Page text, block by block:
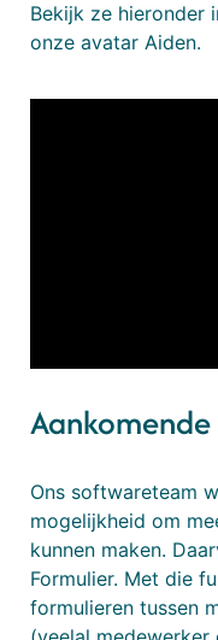
Bekijk ze hieronder
onze avatar Aiden.
Ons softwareteam
mogelijkheid om
kunnen maken.
Formulier. Met die
formulieren tussen